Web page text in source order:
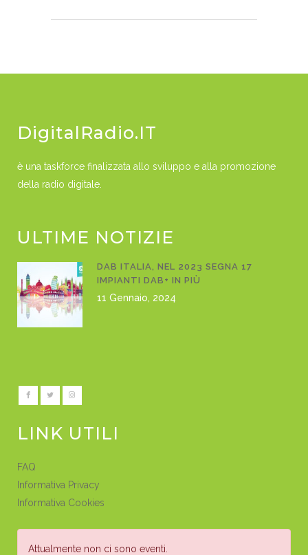
DigitalRadio.IT
è una taskforce finalizzata allo sviluppo e alla promozione
della radio digitale.
ULTIME NOTIZIE
DAB ITALIA, NEL 2023 SEGNA 17
IMPIANTI DAB+ IN PIÙ
11 Gennaio, 2024
LINK UTILI
FAQ
Informativa Privacy
Informativa Cookies
Attualmente non ci sono eventi.